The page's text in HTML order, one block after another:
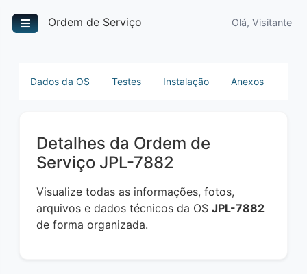
Ordem de Serviço Olá, Visitante
Dados da OS Testes Instalação Anexos
Detalhes da Ordem de
Serviço JPL-7882
Visualize todas as informações, fotos,
arquivos e dados técnicos da OS JPL-7882
de forma organizada.